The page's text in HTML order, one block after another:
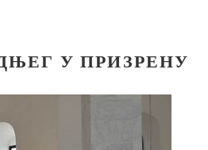
У ПРИЗРЕНУ